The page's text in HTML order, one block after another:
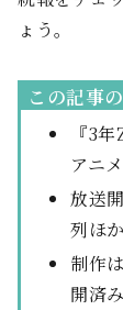
ょう。
この記事
『3
アニ
放送
列ほ
制作
開済み